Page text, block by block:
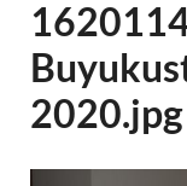
2020.jpg